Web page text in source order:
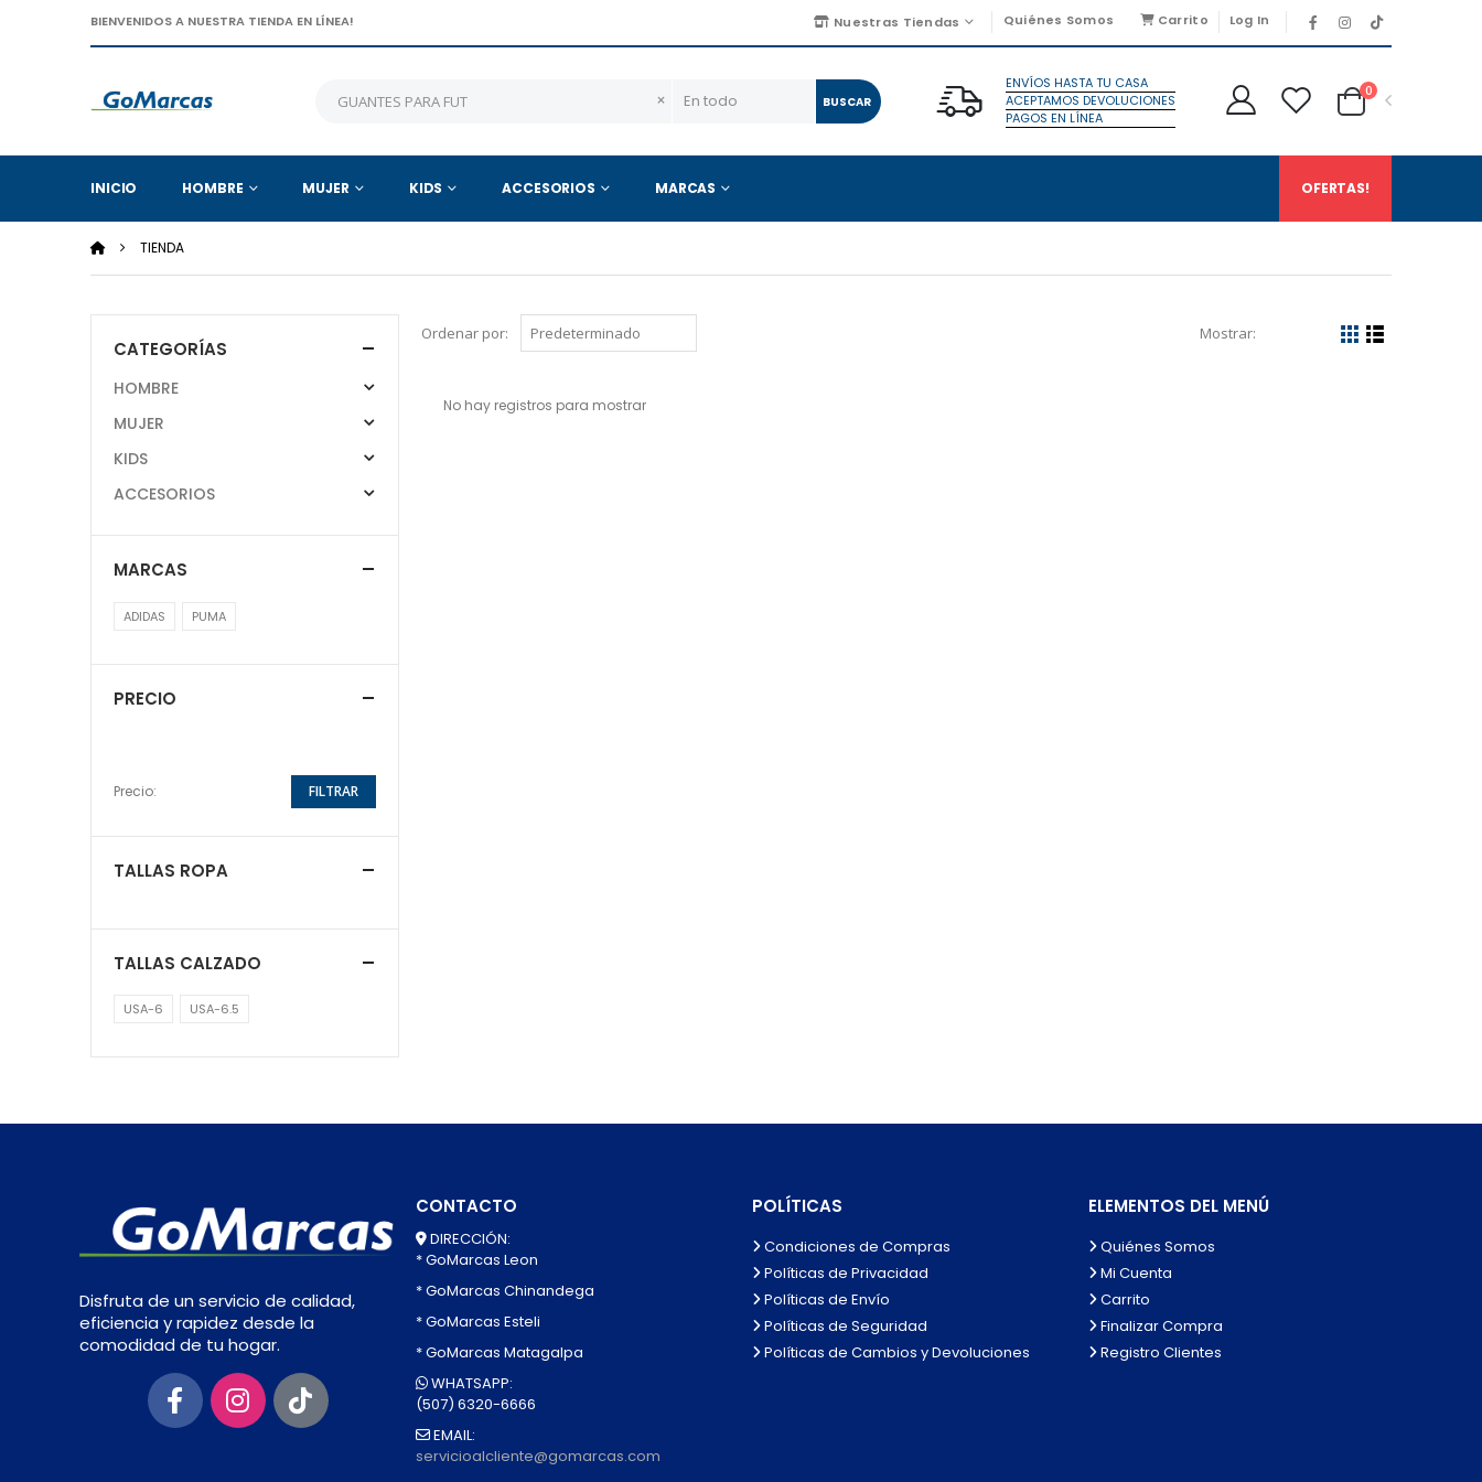
BIENVENIDOS A NUESTRA TIENDA EN LÍNEA! Nuestras Tiendas Quiénes Somos Carrito Log In
× BUSCAR
ENVÍOS HASTA TU CASA
ACEPTAMOS DEVOLUCIONES
PAGOS EN LÍNEA
0
INICIO HOMBRE MUJER KIDS ACCESORIOS MARCAS OFERTAS!
TIENDA
Ordenar por: Mostrar:
No hay registros para mostrar
CATEGORÍAS
HOMBRE
MUJER
KIDS
ACCESORIOS
MARCAS
ADIDAS PUMA
PRECIO
Precio: FILTRAR
TALLAS ROPA
TALLAS CALZADO
USA-6 USA-6.5
Disfruta de un servicio de calidad,
eficiencia y rapidez desde la
comodidad de tu hogar.
CONTACTO
DIRECCIÓN:
* GoMarcas Leon
* GoMarcas Chinandega
* GoMarcas Esteli
* GoMarcas Matagalpa
WHATSAPP:
(507) 6320-6666
EMAIL:
servicioalcliente@gomarcas.com
POLÍTICAS
Condiciones de Compras
Políticas de Privacidad
Políticas de Envío
Políticas de Seguridad
Políticas de Cambios y Devoluciones
ELEMENTOS DEL MENÚ
Quiénes Somos
Mi Cuenta
Carrito
Finalizar Compra
Registro Clientes